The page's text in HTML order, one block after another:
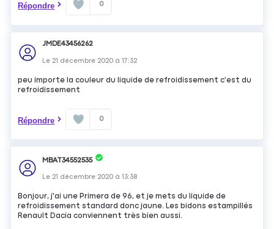
Répondre 0
JMDE43456262
Le 21 décembre 2020 à17:32
peu importe la couleur du liquide de refroidissement c'est du
refroidissement
Répondre 0
MBAT34552535
Le 21 décembre 2020 à13:38
Bonjour, j'ai une Primera de 96, et je mets du liquide de
refroidissement standard donc jaune. Les bidons estampillés
Renault Dacia conviennent très bien aussi.